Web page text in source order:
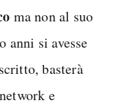
ma non al suo
anni si avesse
basterà
e